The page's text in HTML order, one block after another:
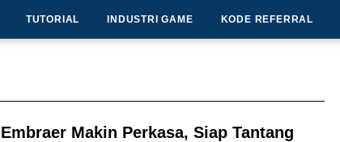
TUTORIAL INDUSTRI GAME KODE REFERRAL
Embraer Makin Perkasa, Siap Tantang